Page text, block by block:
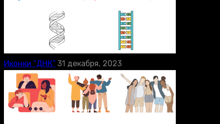
Иконки “ДНК” 31 декабря, 2023